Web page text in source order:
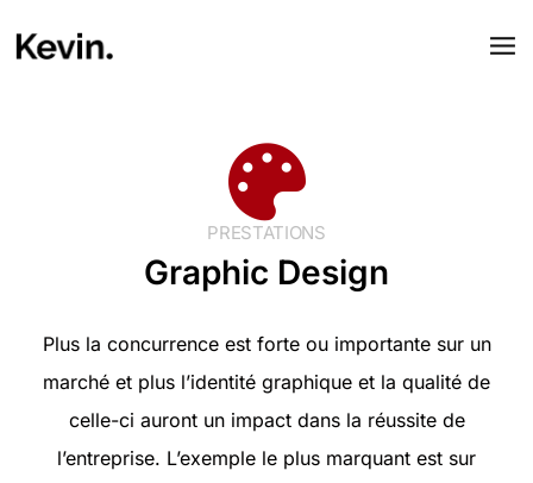
PRESTATIONS
Graphic Design
Plus la concurrence est forte ou importante sur un
marché et plus l’identité graphique et la qualité de
celle-ci auront un impact dans la réussite de
l’entreprise. L’exemple le plus marquant est sur